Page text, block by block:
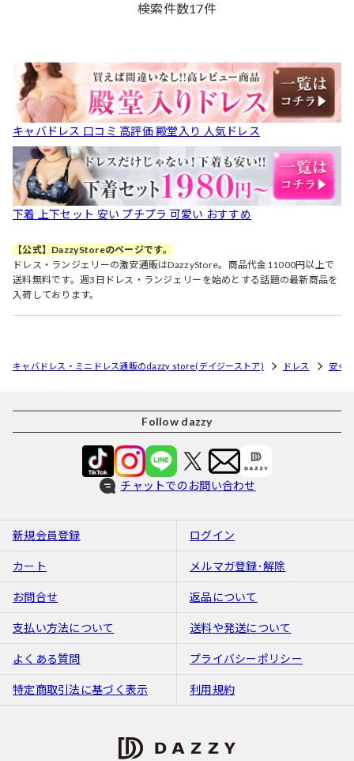
検索件数17件
キャバドレス 口コミ 高評価 殿堂入り 人気ドレス
下着 上下セット 安い プチプラ 可愛い おすすめ
【公式】DazzyStoreのページです。
ドレス・ランジェリーの激安通販はDazzyStore。商品代金11000円以上で
送料無料です。週3日ドレス・ランジェリーを始めとする話題の最新商品を
入荷しております。
キャバドレス・ミニドレス通販のdazzy store(デイジーストア) ドレス 安く
Follow dazzy
チャットでのお問い合わせ
新規会員登録 ログイン
カート メルマガ登録･解除
お問合せ 返品について
支払い方法について 送料や発送について
よくある質問 プライバシーポリシー
特定商取引法に基づく表示 利用規約